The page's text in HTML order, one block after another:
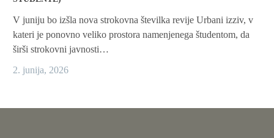
V juniju bo izšla nova strokovna številka revije Urbani izziv, v
kateri je ponovno veliko prostora namenjenega študentom, da
širši strokovni javnosti…
2. junija, 2026